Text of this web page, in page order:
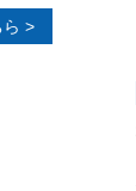
ら >